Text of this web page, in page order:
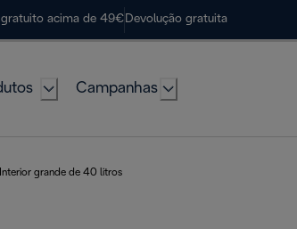
gratuito acima de 49€ Devolução gratuita
Campanhas
Interior grande de 40 litros